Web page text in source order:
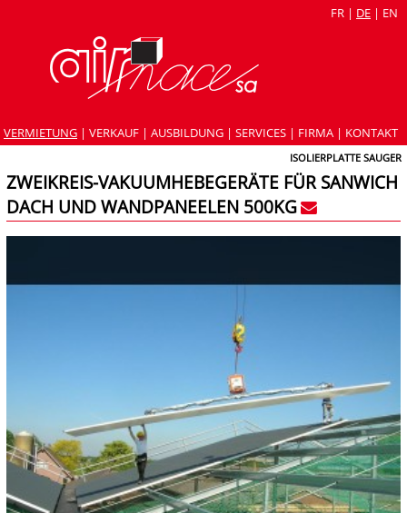
FR | DE | EN
VERMIETUNG | VERKAUF | AUSBILDUNG | SERVICES | FIRMA | KONTAKT
ISOLIERPLATTE SAUGER
ZWEIKREIS-VAKUUMHEBEGERÄTE FÜR SANWICH
DACH UND WANDPANEELEN 500KG